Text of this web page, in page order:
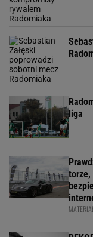
liga
torze,